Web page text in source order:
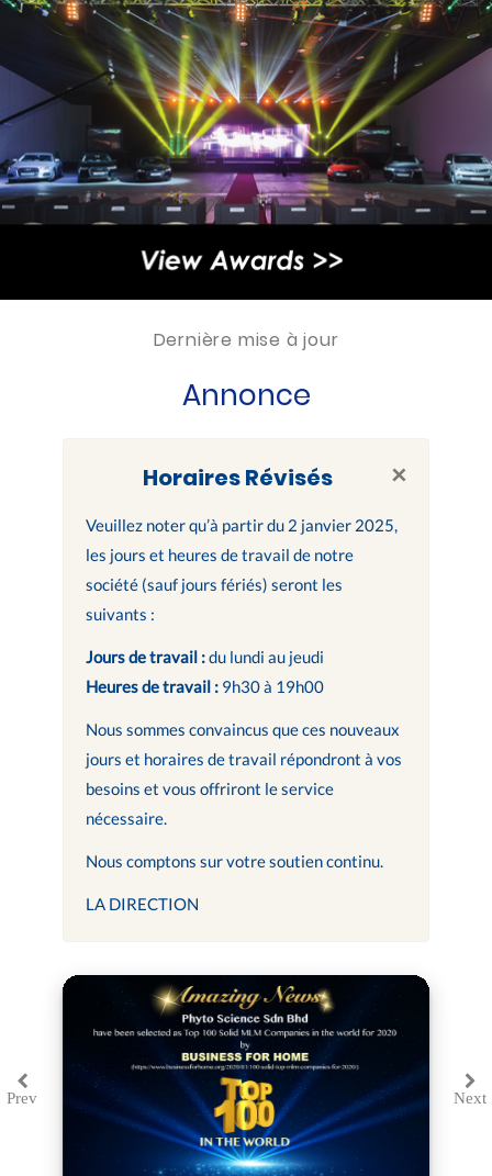
Dernière mise à jour
Annonce
×
Horaires Révisés
Veuillez noter qu’à partir du 2 janvier 2025,
les jours et heures de travail de notre
société (sauf jours fériés) seront les
suivants :
Jours de travail :du lundi au jeudi
Heures de travail :9h30 à 19h00
Nous sommes convaincus que ces nouveaux
jours et horaires de travail répondront à vos
besoins et vous offriront le service
nécessaire.
Nous comptons sur votre soutien continu.
LA DIRECTION
PrevPrevious Next